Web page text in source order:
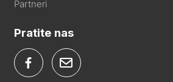
Partneri
Pratite nas